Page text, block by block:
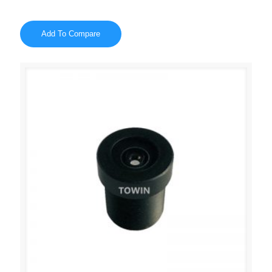
Add To Compare